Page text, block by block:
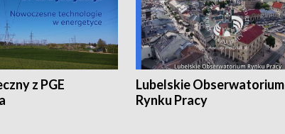
z PGE
Lubelskie Obserwatorium
Rynku Pracy